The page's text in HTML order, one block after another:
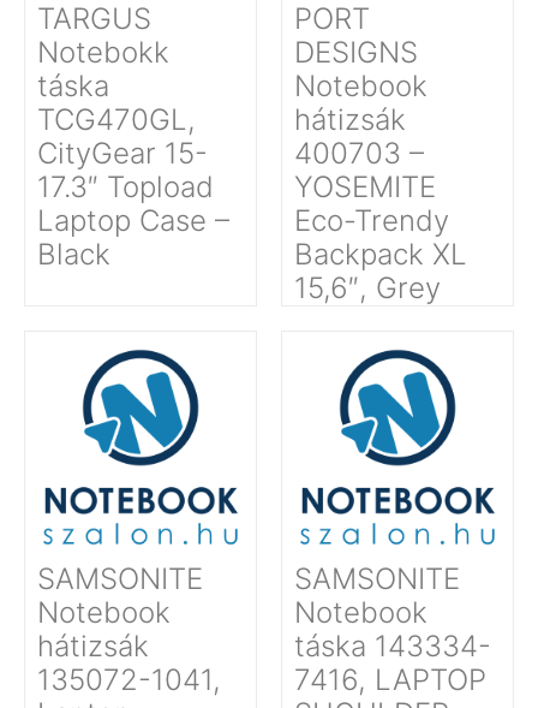
TARGUS
Notebokk
táska
TCG470GL,
CityGear 15-
17.3″ Topload
Laptop Case –
Black
PORT
DESIGNS
Notebook
hátizsák
400703 –
YOSEMITE
Eco-Trendy
Backpack XL
15,6″, Grey
SAMSONITE
Notebook
hátizsák
135072-1041,
SAMSONITE
Notebook
táska 143334-
7416, LAPTOP